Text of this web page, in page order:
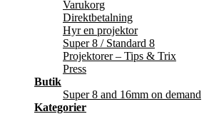
Varukorg
Direktbetalning
Hyr en projektor
Super 8 / Standard 8
Projektorer – Tips & Trix
Press
Butik
Super 8 and 16mm on demand
Kategorier